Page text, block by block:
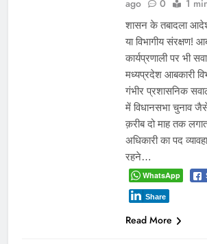
ago 0 1
शासन के तबादला
या विभागीय संरक्षण!
कार्यप्रणाली पर भी
मध्यप्रदेश आबकारी
गंभीर प्रशासनिक
में विधानसभा चुनाव
क़रीब दो माह तक
अधिकारी का पद
रहने…
WhatsApp
Share
Read More